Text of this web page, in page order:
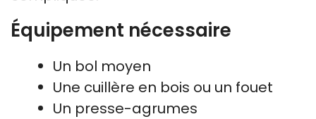
Équipement nécessaire
Un bol moyen
Une cuillère en bois ou un fouet
Un presse-agrumes